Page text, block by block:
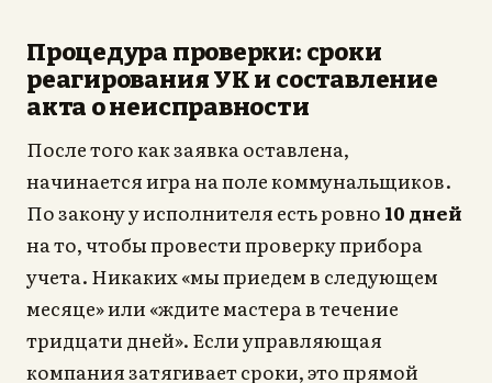
Процедура проверки: сроки
реагирования УК и составление
акта о неисправности
После того как заявка оставлена,
начинается игра на поле коммунальщиков.
По закону у исполнителя есть ровно 10 дней
на то, чтобы провести проверку прибора
учета. Никаких «мы приедем в следующем
месяце» или «ждите мастера в течение
тридцати дней». Если управляющая
компания затягивает сроки, это прямой